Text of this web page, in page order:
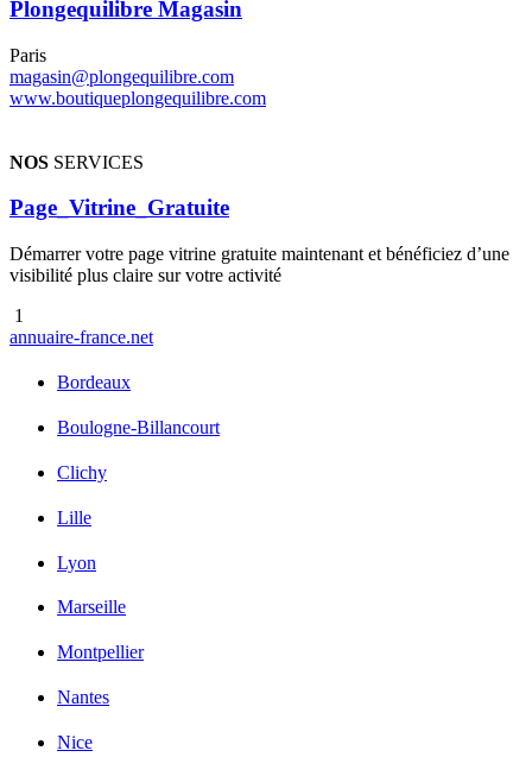
Plongequilibre Magasin
Paris
magasin@plongequilibre.com
www.boutiqueplongequilibre.com
NOS SERVICES
Page_Vitrine_Gratuite
Démarrer votre page vitrine gratuite maintenant et bénéficiez d’une
visibilité plus claire sur votre activité
1
annuaire-france.net
Bordeaux
Boulogne-Billancourt
Clichy
Lille
Lyon
Marseille
Montpellier
Nantes
Nice